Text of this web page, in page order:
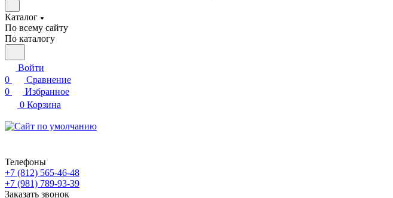
Каталог
По всему сайту
По каталогу
Войти
0
Сравнение
0
Избранное
0 Корзина
Телефоны
+7 (812) 565-46-48
+7 (981) 789-93-39
Заказать звонок